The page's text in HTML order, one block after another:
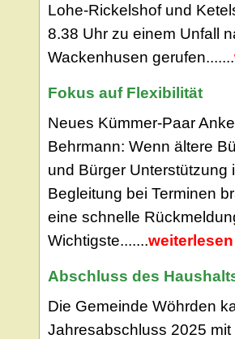
Lohe-Rickelshof und
8.38 Uhr zu einem Unfall
Wackenhusen gerufen.......
Fokus auf Flexibilität
Neues Kümmer-Paar
Behrmann: Wenn ältere
und Bürger Unterstützung
Begleitung bei Terminen
eine schnelle
Wichtigste.......weiterlesen
Abschluss des
Die Gemeinde Wöhrden
Jahresabschluss 2025 mit